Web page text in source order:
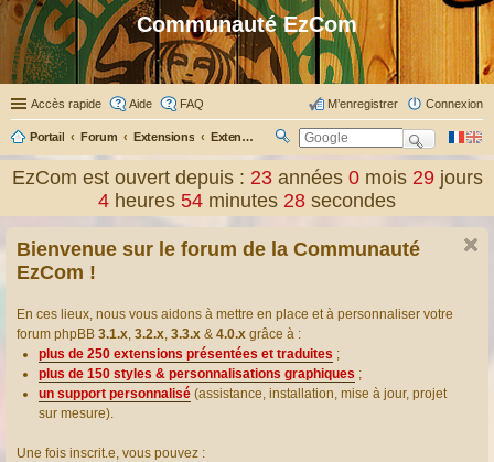
Communauté EzCom
Accès rapide Aide FAQ Connexion
M’enregistrer
Portail Forum Extensions Extensions présentées & traduites
ec
er
EzCom est ouvert depuis : 23 années0 mois29 jours
4 heures 54 minutes 29 secondes
Bienvenue sur le forum de la Communauté
EzCom !
En ces lieux, nous vous aidons à mettre en place et à personnaliser votre
forum phpBB 3.1.x, 3.2.x, 3.3.x & 4.0.x grâce à :
plus de 250 extensions présentées et traduites ;
plus de 150 styles & personnalisations graphiques ;
un support personnalisé (assistance, installation, mise à jour, projet
sur mesure).
Une fois inscrit.e, vous pouvez :